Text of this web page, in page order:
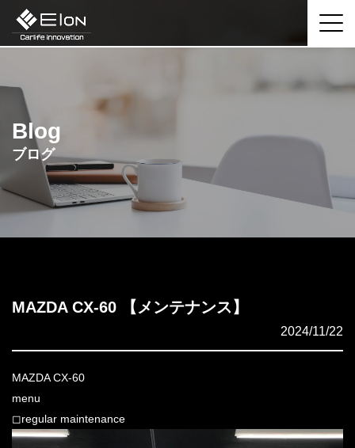
Blog
ブログ
MAZDA CX-60 【メンテナンス】
2024/11/22
MAZDA CX-60
menu
◻︎regular maintenance